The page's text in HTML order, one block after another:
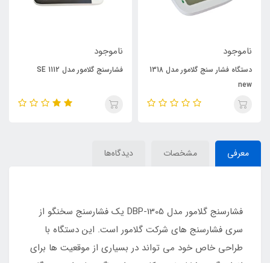
ناموجود
دستگاه فشار سنج گلامور مدل 1318
new
ناموجود
فشارسنج گلامور مدل 1112 SE
معرفی مشخصات دیدگاه‌ها
فشارسنج گلامور مدل DBP-1305 یک فشارسنج سخنگو از
سری فشارسنج های شرکت گلامور است. این دستگاه با
طراحی خاص خود می تواند در بسیاری از موقعیت ها برای